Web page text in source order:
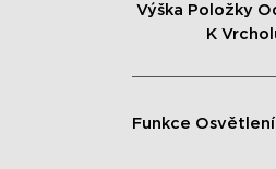
Výška Položky
K
Funkce Osvětlení